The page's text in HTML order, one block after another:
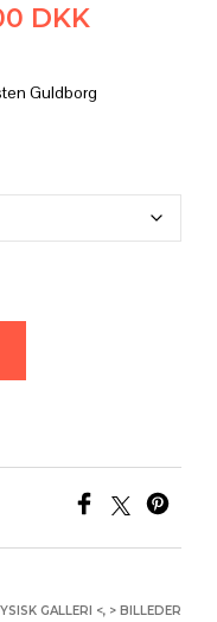
DKK
til
Guldborg
GALLERI <, > BILLEDER